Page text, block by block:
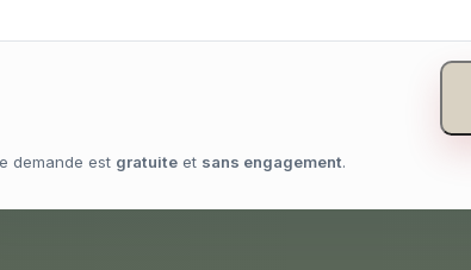
demande est gratuite et sans engagement.